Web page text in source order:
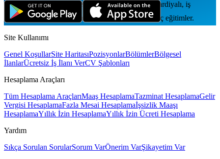
Yıllık performans değerlendirmesi; tam zamanlı, vardiyalı, iş
yerinde; yemek, servis, prim; mesleki gelişim için iç eğitimler.
Site Kullanımı
Genel KoşullarSite HaritasıPozisyonlarBölümlerBölgesel
İlanlarÜcretsiz İş İlanı VerCV Şablonları
Hesaplama Araçları
Tüm Hesaplama AraçlarıMaaş HesaplamaTazminat HesaplamaGelir
Vergisi HesaplamaFazla Mesai Hesaplamaİşsizlik Maaşı
HesaplamaYıllık İzin HesaplamaYıllık İzin Ücreti Hesaplama
Yardım
Sıkça Sorulan SorularSorum VarÖnerim VarŞikayetim Var